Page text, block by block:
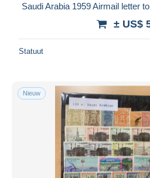
Woonplaats van de verkoper
Saudi Arabia 1959 Airmail letter
± US$
Statuut
Nieuw